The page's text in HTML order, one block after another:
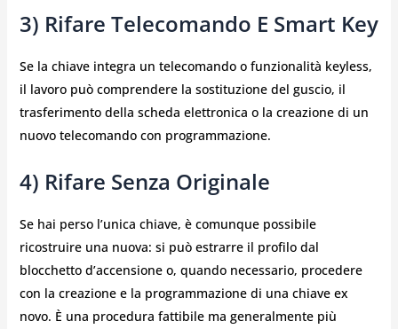
3) Rifare Telecomando E Smart Key
Se la chiave integra un telecomando o funzionalità keyless,
il lavoro può comprendere la sostituzione del guscio, il
trasferimento della scheda elettronica o la creazione di un
nuovo telecomando con programmazione.
4) Rifare Senza Originale
Se hai perso l’unica chiave, è comunque possibile
ricostruire una nuova: si può estrarre il profilo dal
blocchetto d’accensione o, quando necessario, procedere
con la creazione e la programmazione di una chiave ex
novo. È una procedura fattibile ma generalmente più